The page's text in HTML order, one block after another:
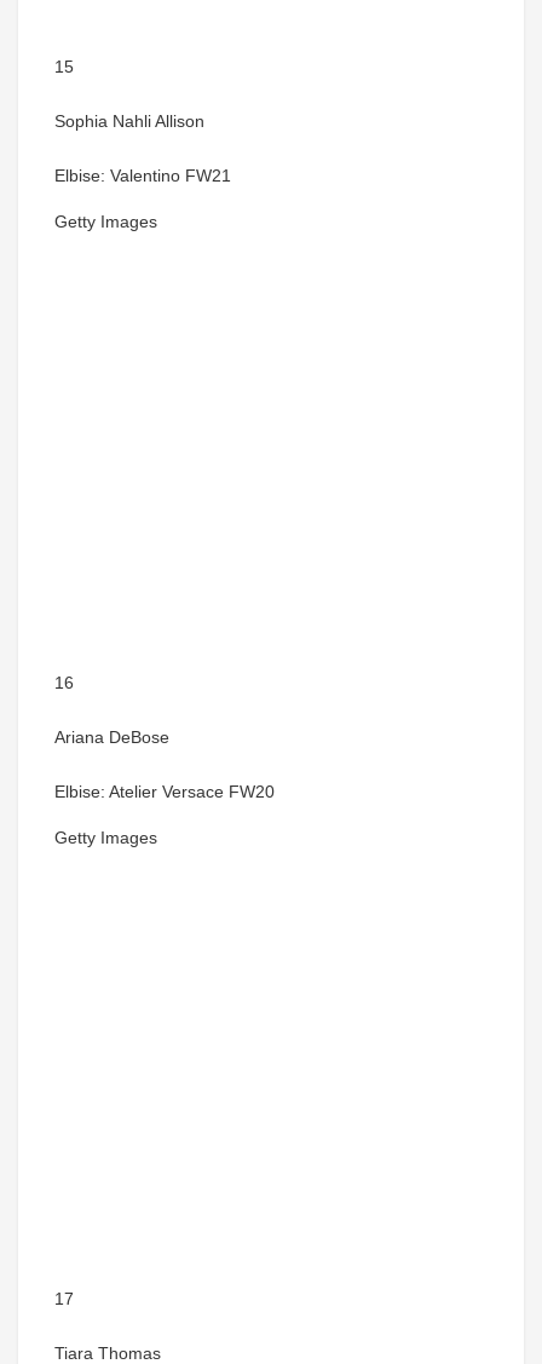
15
Sophia Nahli Allison
Elbise: Valentino FW21
Getty Images
16
Ariana DeBose
Elbise: Atelier Versace FW20
Getty Images
17
Tiara Thomas